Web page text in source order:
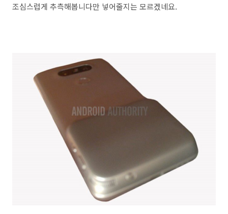
조심스럽게 추측해봅니다만 넣어줄지는 모르겠네요.